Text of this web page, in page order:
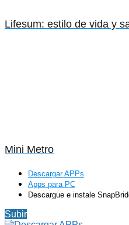
Lifesum: estilo de vida y
Mini Metro
Descargar APPs
Apps para PC
Descargue e instale
Subir